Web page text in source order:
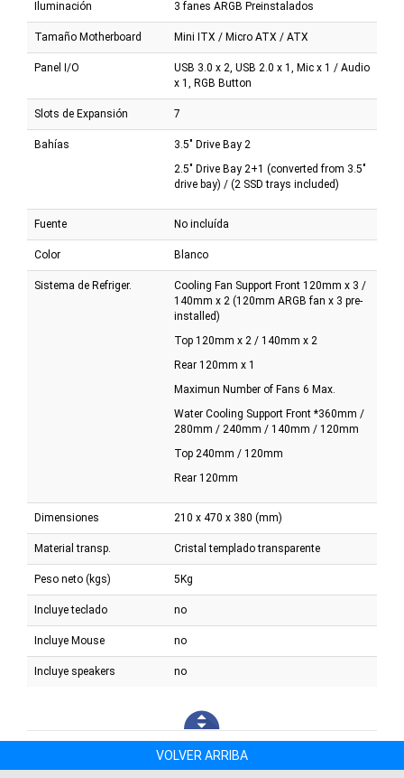
Iluminación 3 fanes ARGB Preinstalados
Tamaño Motherboard Mini ITX / Micro ATX / ATX
Panel I/O
USB 3.0 x 2, USB 2.0 x 1, Mic x 1 / Audio
x 1, RGB Button
Slots de Expansión 7
Bahías
3.5" Drive Bay 2
2.5" Drive Bay 2+1 (converted from 3.5"
drive bay) / (2 SSD trays included)
Fuente No incluída
Color Blanco
Sistema de Refriger.
Cooling Fan Support Front 120mm x 3 /
140mm x 2 (120mm ARGB fan x 3 pre-
installed)
Top 120mm x 2 / 140mm x 2
Rear 120mm x 1
Maximun Number of Fans 6 Max.
Water Cooling Support Front *360mm /
280mm / 240mm / 140mm / 120mm
Top 240mm / 120mm
Rear 120mm
Dimensiones 210 x 470 x 380 (mm)
Material transp. Cristal templado transparente
Peso neto (kgs) 5Kg
Incluye teclado no
Incluye Mouse no
Incluye speakers no
VOLVER ARRIBA